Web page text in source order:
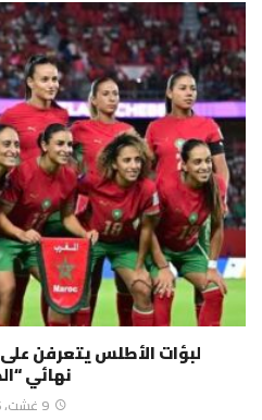
لبؤات الأطلس يتعرفن
نهائي
9 غشت، 2026